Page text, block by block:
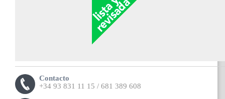
Contacto
+34 93 831 11 15 / 681 389 608